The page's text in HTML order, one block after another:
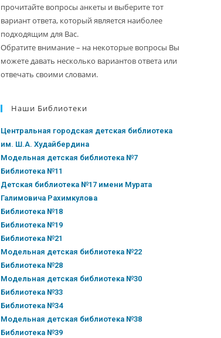
прочитайте вопросы анкеты и выберите тот
вариант ответа, который является наиболее
подходящим для Вас.
Обратите внимание – на некоторые вопросы Вы
можете давать несколько вариантов ответа или
отвечать своими словами.
Наши Библиотеки
Центральная городская детская библиотека
им. Ш.А. Худайбердина
Модельная детская библиотека №7
Библиотека №11
Детская библиотека №17 имени Мурата
Галимовича Рахимкулова
Библиотека №18
Библиотека №19
Библиотека №21
Модельная детская библиотека №22
Библиотека №28
Модельная детская библиотека №30
Библиотека №33
Библиотека №34
Модельная детская библиотека №38
Библиотека №39